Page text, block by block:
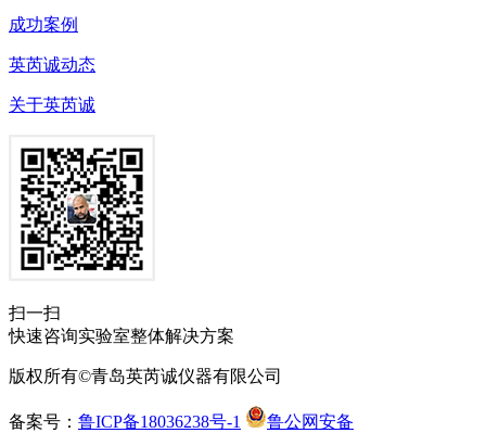
成功案例
英芮诚动态
关于英芮诚
扫一扫
快速咨询实验室整体解决方案
版权所有©青岛英芮诚仪器有限公司
备案号： 鲁ICP备18036238号-1
鲁公网安备